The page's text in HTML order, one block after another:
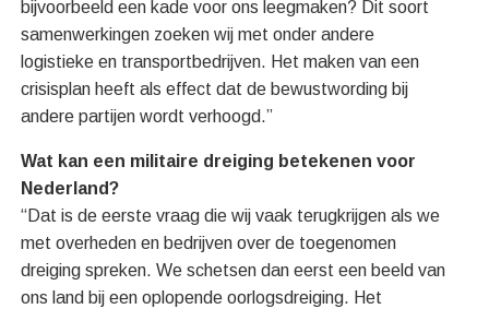
bijvoorbeeld een kade voor ons leegmaken? Dit soort
samenwerkingen zoeken wij met onder andere
logistieke en transportbedrijven. Het maken van een
crisisplan heeft als effect dat de bewustwording bij
andere partijen wordt verhoogd.”
Wat kan een militaire dreiging betekenen voor
Nederland?
“Dat is de eerste vraag die wij vaak terugkrijgen als we
met overheden en bedrijven over de toegenomen
dreiging spreken. We schetsen dan eerst een beeld van
ons land bij een oplopende oorlogsdreiging. Het